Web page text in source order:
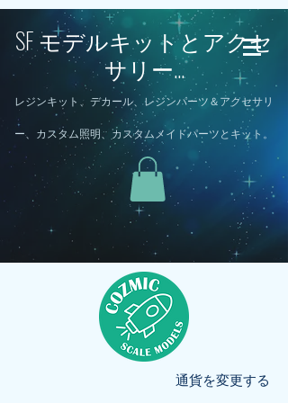
SF モデルキットとアクセ
サリー...
レジンキット、デカール、レジンパーツ＆アクセサリ
ー、カスタム照明、カスタムメイドパーツとキット。
通貨を変更する